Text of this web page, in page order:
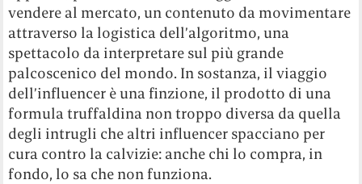
vendere al mercato, un contenuto da movimentare
attraverso la logistica dell’algoritmo, una
spettacolo da interpretare sul più grande
palcoscenico del mondo. In sostanza, il viaggio
dell’influencer è una finzione, il prodotto di una
formula truffaldina non troppo diversa da quella
degli intrugli che altri influencer spacciano per
cura contro la calvizie: anche chi lo compra, in
fondo, lo sa che non funziona.